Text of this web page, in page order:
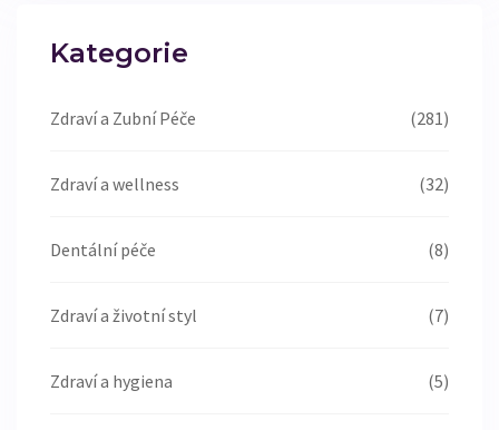
Kategorie
Zdraví a Zubní Péče (281)
Zdraví a wellness (32)
Dentální péče (8)
Zdraví a životní styl (7)
Zdraví a hygiena (5)